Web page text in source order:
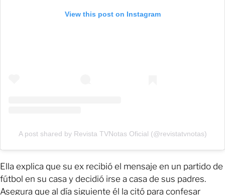
View this post on Instagram
A post shared by Revista TVNotas Oficial (@revistatvnotas)
Ella explica que su ex recibió el mensaje en un partido de
fútbol en su casa y decidió irse a casa de sus padres.
Asegura que al día siguiente él la citó para confesar